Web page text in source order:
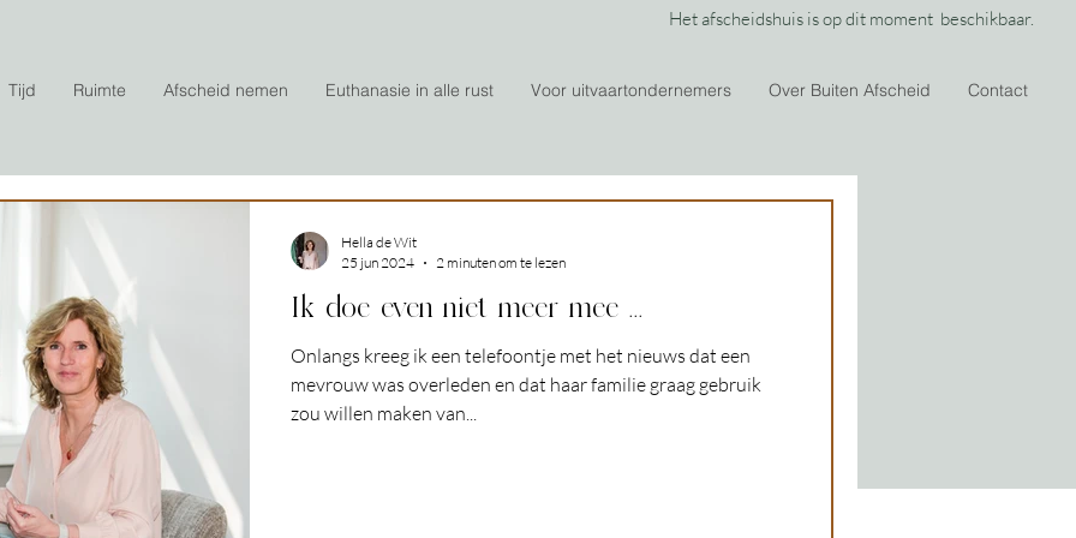
Tijd Ruimte Afscheid nemen Euthanasie in alle rust Voor uitvaartondernemers Over Buiten Afscheid Contact
Het afscheidshuis is op dit moment beschikbaar.
Ik doe even niet meer mee ...
Onlangs kreeg ik een telefoontje met het nieuws dat een
mevrouw was overleden en dat haar familie graag gebruik
zou willen maken van...
Hella de Wit
25 jun 2024
2 minuten om te lezen